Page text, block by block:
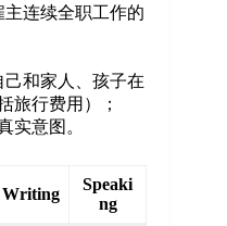
主连续全职工作的
和家人、孩子在
旅行费用）；
实意图。
Writing
Speaki
ng